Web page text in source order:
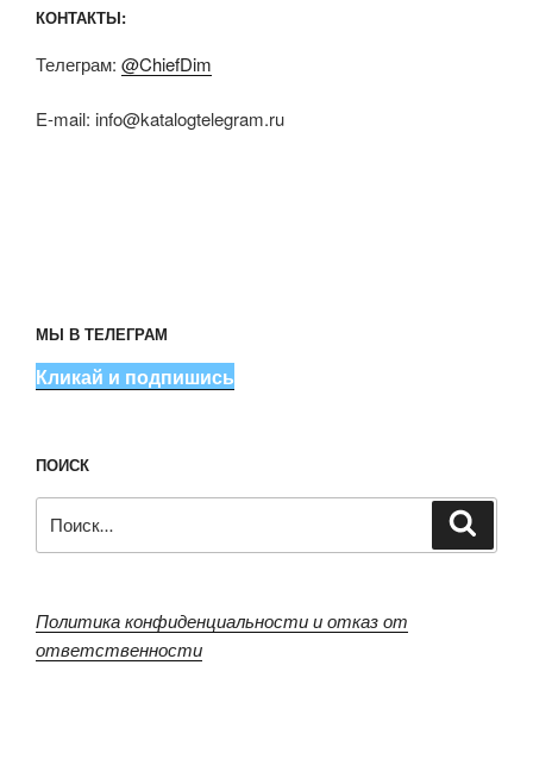
КОНТАКТЫ:
Телеграм: @ChiefDim
E-mail: info@katalogtelegram.ru
МЫ В ТЕЛЕГРАМ
Кликай и подпишись
ПОИСК
Политика конфиденциальности и отказ от
ответственности